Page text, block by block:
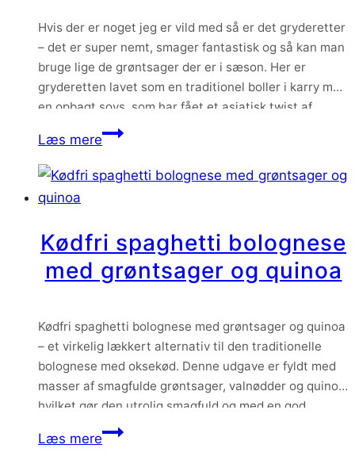
Hvis der er noget jeg er vild med så er det gryderetter
– det er super nemt, smager fantastisk og så kan man
bruge lige de grøntsager der er i sæson. Her er
gryderetten lavet som en traditionel boller i karry med
en opbagt sovs, som har fået et asiatisk twist af
kokosmælk, ingefær og…
Læs mereAsiatisk
i
asparges
og
sukkerærter
Kødfri spaghetti bolognese
med grøntsager og quinoa
Kødfri spaghetti bolognese med grøntsager og quinoa
– et virkelig lækkert alternativ til den traditionelle
bolognese med oksekød. Denne udgave er fyldt med
masser af smagfulde grøntsager, valnødder og quinoa,
hvilket gør den utrolig smagfuld og med en god
konsistens. Man tænker nærmest ikke over at der ikke
er kød i retten.
Læs mereKødfri